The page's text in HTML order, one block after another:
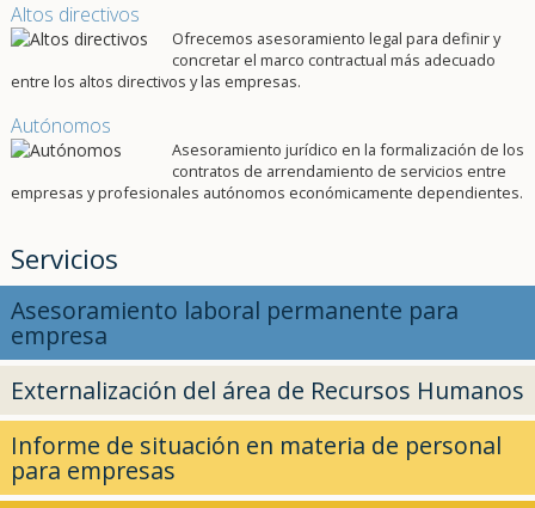
Altos directivos
Ofrecemos asesoramiento legal para definir y
concretar el marco contractual más adecuado
entre los altos directivos y las empresas.
Autónomos
Asesoramiento jurídico en la formalización de los
contratos de arrendamiento de servicios entre
empresas y profesionales autónomos económicamente dependientes.
Servicios
Asesoramiento laboral permanente para
empresa
Externalización del área de Recursos Humanos
Informe de situación en materia de personal
para empresas